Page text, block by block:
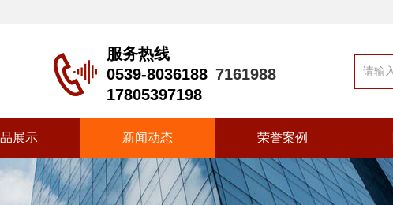
服务热线
0539-8036188 7161988
17805397198
展示 新闻动态 荣誉案例